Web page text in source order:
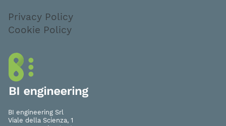
BI engineering Srl
Viale della Scienza, 1
Privacy Policy
Cookie Policy